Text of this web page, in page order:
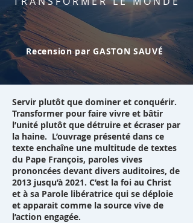
Recension par GASTON SAUVÉ
Servir plutôt que dominer et conquérir.
Transformer pour faire vivre et bâtir
l’unité plutôt que détruire et écraser par
la haine. L’ouvrage présenté dans ce
texte enchaîne une multitude de textes
du Pape François, paroles vives
prononcées devant divers auditoires, de
2013 jusqu’à 2021. C’est la foi au Christ
et à sa Parole libératrice qui se déploie
et apparait comme la source vive de
l’action engagée.